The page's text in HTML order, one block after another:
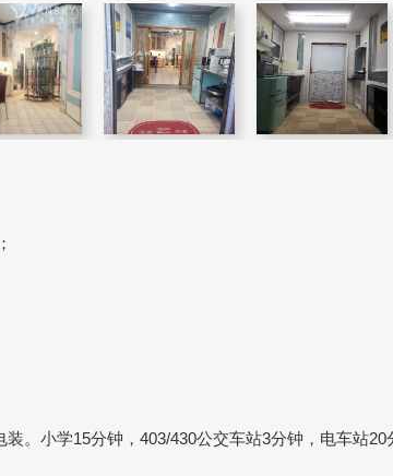
。小学15分钟，403/430公交车站3分钟，电车站20